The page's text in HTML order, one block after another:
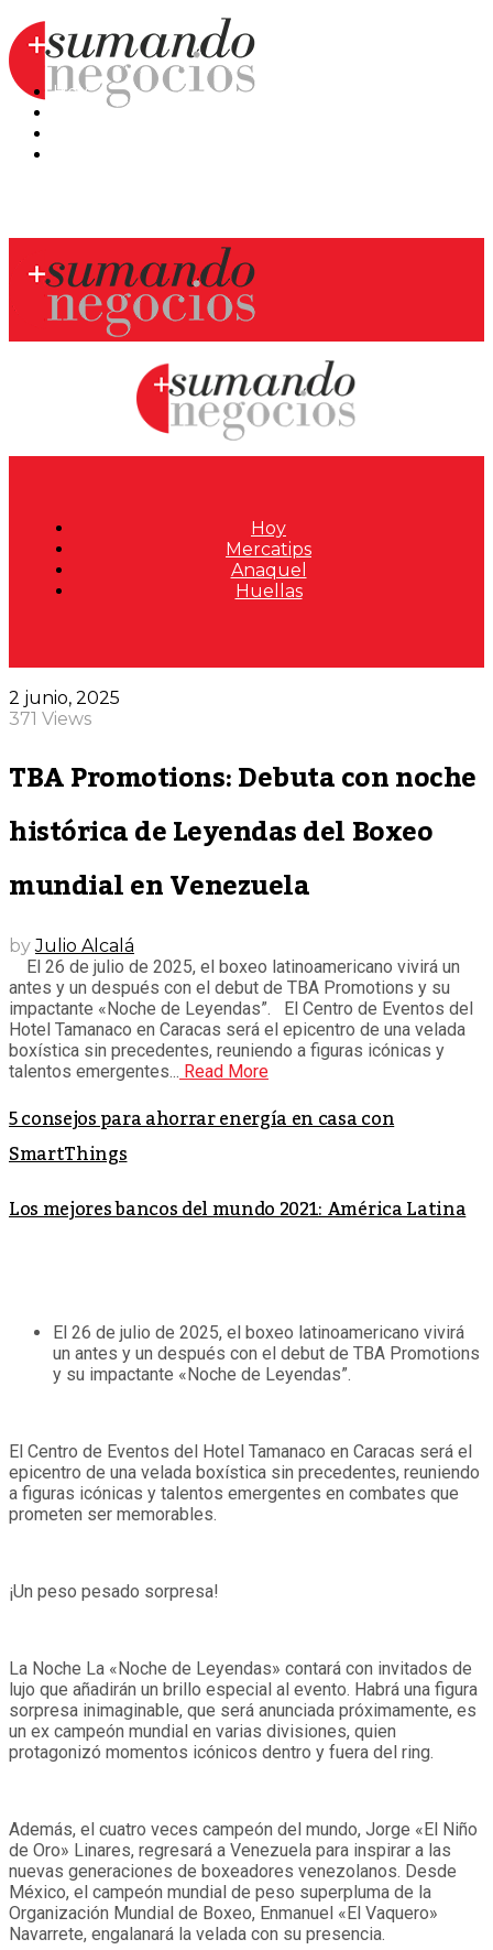
Hoy
Mercatips
Hoy
Mercatips
Anaquel
Huellas
2 junio, 2025
371 Views
TBA Promotions: Debuta con noche
histórica de Leyendas del Boxeo
mundial en Venezuela
byJulio Alcalá
El 26 de julio de 2025, el boxeo latinoamericano vivirá un
antes y un después con el debut de TBA Promotions y su
impactante «Noche de Leyendas”. El Centro de Eventos del
Hotel Tamanaco en Caracas será el epicentro de una velada
boxística sin precedentes, reuniendo a figuras icónicas y
talentos emergentes... Read More
5 consejos para ahorrar energía en casa con
SmartThings
Los mejores bancos del mundo 2021: América Latina
El 26 de julio de 2025, el boxeo latinoamericano vivirá
un antes y un después con el debut de TBA Promotions
y su impactante «Noche de Leyendas”.
El Centro de Eventos del Hotel Tamanaco en Caracas será el
epicentro de una velada boxística sin precedentes, reuniendo
a figuras icónicas y talentos emergentes en combates que
prometen ser memorables.
¡Un peso pesado sorpresa!
La Noche La «Noche de Leyendas» contará con invitados de
lujo que añadirán un brillo especial al evento. Habrá una figura
sorpresa inimaginable, que será anunciada próximamente, es
un ex campeón mundial en varias divisiones, quien
protagonizó momentos icónicos dentro y fuera del ring.
Además, el cuatro veces campeón del mundo, Jorge «El Niño
de Oro» Linares, regresará a Venezuela para inspirar a las
nuevas generaciones de boxeadores venezolanos. Desde
México, el campeón mundial de peso superpluma de la
Organización Mundial de Boxeo, Enmanuel «El Vaquero»
Navarrete, engalanará la velada con su presencia.